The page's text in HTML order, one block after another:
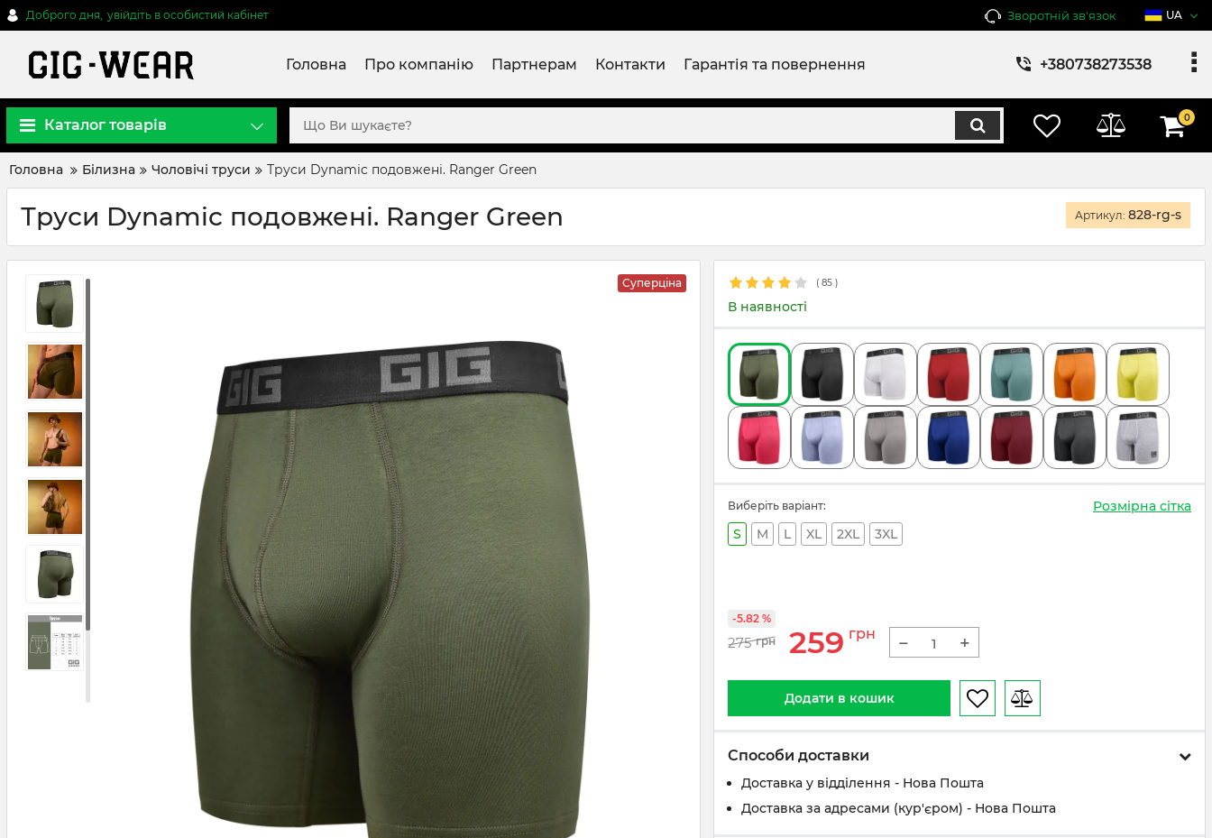
Доброго дня, увійдіть в особистий кабінет Зворотній зв'язок UA
Головна Про компанію Партнерам Контакти Гарантія та повернення +380738273538
Каталог товарів 0
Головна Білизна Чоловічі труси Труси Dynamic подовжені. Ranger Green
Труси Dynamic подовжені. Ranger Green Артикул: 828-rg-s
Суперціна ( 85 )
В наявності
Виберіть варіант:
S M L XL 2XL 3XL
Розмірна сітка
275 грн 259 грн
-5.82 %
− +
Додати в кошик
Способи доставки
Доставка у відділення - Нова Пошта
Доставка за адресами (кур'єром) - Нова Пошта